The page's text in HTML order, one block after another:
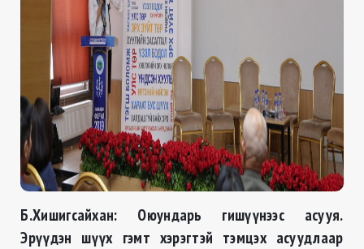
Б.Хишигсайхан: Оюундарь гишүүнээс асууя.
Эрүүдэн шүүх гэмт хэрэгтэй тэмцэх асуудлаар